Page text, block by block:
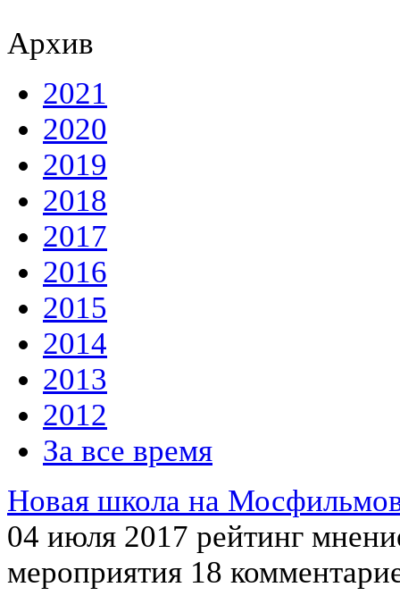
Архив
2021
2020
2019
2018
2017
2016
2015
2014
2013
2012
За все время
Новая школа на
04 июля 2017 рейтинг
мероприятия 18